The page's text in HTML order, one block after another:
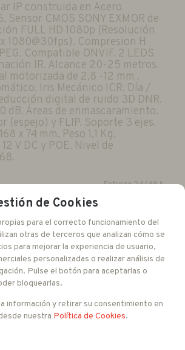
IP construida en Acero
Sensor CMOS SONY EXMOR de
FULL HD 1080p (Resolución
1080@30fps). Compresion H
Compatible ONVIF. 2 LEDS
IR. Alcance 20-25 metros.
motorizada de 2,8 -12 mm .
Iris Mecánico ICR. Día /
digital de ruido 3D DNR.
dB. Áreas de enmascaramiento.
(espejo) y FLIP. Soporte 3 ejes.
x 74 mm. Peso 1,1 Kg.
V DC y POE. Nivel de
Entrega 24/48 h
1.579 EUR
IVA no incluido
Con impuestos tendría un IVA del 21 %
AÑADIR A CESTA
de Cookies
para el correcto funcionamiento del
otras de terceros que analizan cómo se
para mejorar la experiencia de usuario,
personalizadas o realizar análisis de
Pulse el botón para aceptarlas o
bloquearlas.
información y retirar su consentimiento en
nuestra Política de Cookies.